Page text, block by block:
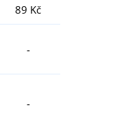
89 Kč
-
-